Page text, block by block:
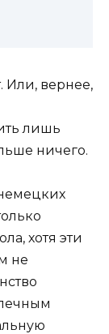
Или, вернее,
лишь
ничего.
хотя эти
не